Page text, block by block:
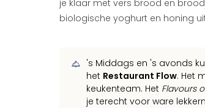
je klaar met vers brood en
biologische yoghurt en honing
's Middags en 's avonds
het Restaurant Flow. Het
keukenteam. Het Flavours
je terecht voor ware